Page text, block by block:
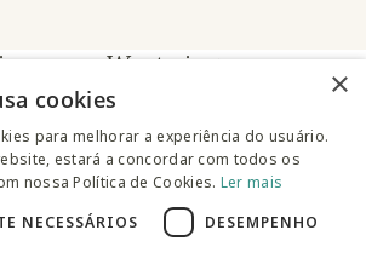
o app Westwing
×
cookies
para melhorar a experiência do usuário.
estará a concordar com todos os
nossa Política de Cookies. Ler mais
NECESSÁRIOS
DESEMPENHO